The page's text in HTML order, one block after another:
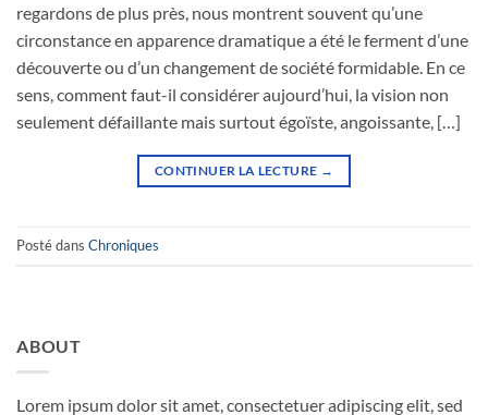
regardons de plus près, nous montrent souvent qu’une
circonstance en apparence dramatique a été le ferment d’une
découverte ou d’un changement de société formidable. En ce
sens, comment faut-il considérer aujourd’hui, la vision non
seulement défaillante mais surtout égoïste, angoissante, […]
CONTINUER LA LECTURE →
Posté dans Chroniques
ABOUT
Lorem ipsum dolor sit amet, consectetuer adipiscing elit, sed